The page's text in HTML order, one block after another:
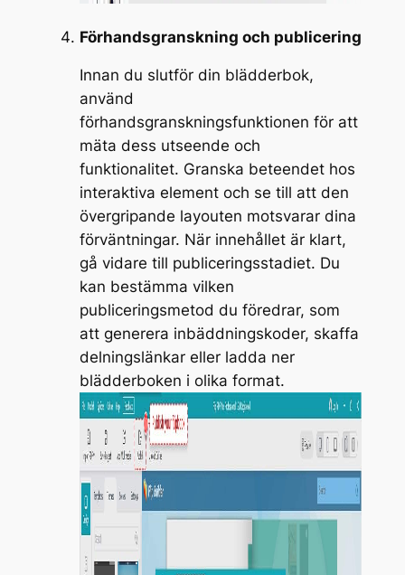
Förhandsgranskning och publicering
Innan du slutför din blädderbok,
använd
förhandsgranskningsfunktionen för att
mäta dess utseende och
funktionalitet. Granska beteendet hos
interaktiva element och se till att den
övergripande layouten motsvarar dina
förväntningar. När innehållet är klart,
gå vidare till publiceringsstadiet. Du
kan bestämma vilken
publiceringsmetod du föredrar, som
att generera inbäddningskoder, skaffa
delningslänkar eller ladda ner
blädderboken i olika format.